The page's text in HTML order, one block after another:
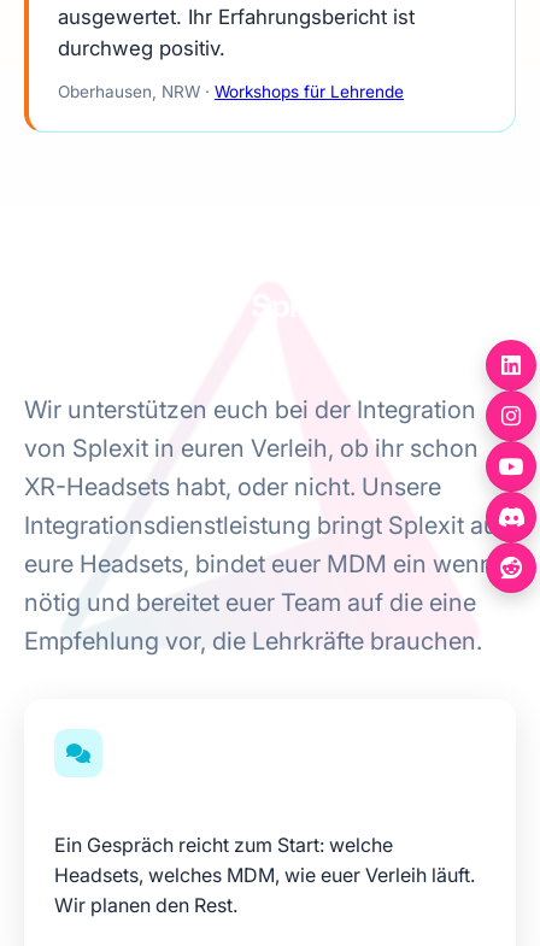
ausgewertet. Ihr Erfahrungsbericht ist
durchweg positiv.
Oberhausen, NRW · Workshops für Lehrende
Wir unterstützen euch bei der Integration
von Splexit in euren Verleih, ob ihr schon
XR-Headsets habt, oder nicht. Unsere
Integrationsdienstleistung bringt Splexit auf
eure Headsets, bindet euer MDM ein wenn
nötig und bereitet euer Team auf die eine
Empfehlung vor, die Lehrkräfte brauchen.
Ein Gespräch reicht zum Start: welche
Headsets, welches MDM, wie euer Verleih läuft.
Wir planen den Rest.